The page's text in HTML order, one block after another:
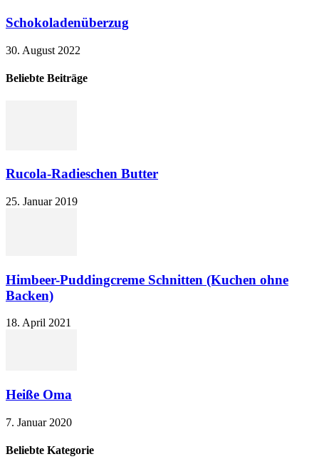
Schokoladenüberzug
30. August 2022
Beliebte Beiträge
Rucola-Radieschen Butter
25. Januar 2019
Himbeer-Puddingcreme Schnitten (Kuchen ohne
Backen)
18. April 2021
Heiße Oma
7. Januar 2020
Beliebte Kategorie